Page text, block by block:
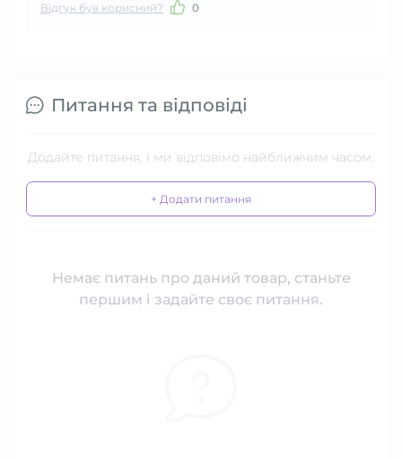
Відгук був корисний? 0
Питання та відповіді
Додайте питання, і ми відповімо найближчим часом.
+ Додати питання
Немає питань про даний товар, станьте
першим і задайте своє питання.